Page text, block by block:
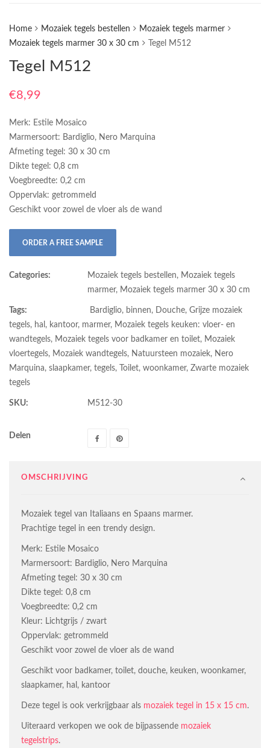
Home Mozaiek tegels bestellen
Mozaiek tegels marmer
Mozaiek tegels marmer 30 x 30 cm
Tegel M512
Tegel M512
€8,99
Merk: Estile Mosaico
Marmersoort: Bardiglio, Nero Marquina
Afmeting tegel: 30 x 30 cm
Dikte tegel: 0,8 cm
Voegbreedte: 0,2 cm
Oppervlak: getrommeld
Geschikt voor zowel de vloer als de wand
ORDER A FREE SAMPLE
Categories: Mozaiek tegels bestellen, Mozaiek tegels
marmer, Mozaiek tegels marmer 30 x 30 cm
Tags: Bardiglio, binnen, Douche, Grijze mozaiek
tegels, hal , kantoor, marmer, Mozaiek tegels keuken: vloer- en
wandtegels, Mozaiek tegels voor badkamer en toilet, Mozaiek
vloertegels, Mozaiek wandtegels, Natuursteen mozaiek, Nero
Marquina, slaapkamer, tegels, Toilet, woonkamer, Zwarte mozaiek
tegels
SKU: M512-30
Delen
OMSCHRIJVING
Mozaiek tegel van Italiaans en Spaans marmer.
Prachtige tegel in een trendy design.
Merk: Estile Mosaico
Marmersoort: Bardiglio, Nero Marquina
Afmeting tegel: 30 x 30 cm
Dikte tegel: 0,8 cm
Voegbreedte: 0,2 cm
Kleur: Lichtgrijs / zwart
Oppervlak: getrommeld
Geschikt voor zowel de vloer als de wand
Geschikt voor badkamer, toilet, douche, keuken, woonkamer,
slaapkamer, hal, kantoor
Deze tegel is ook verkrijgbaar als mozaiek tegel in 15 x 15 cm.
Uiteraard verkopen we ook de bijpassende mozaiek
tegelstrips.